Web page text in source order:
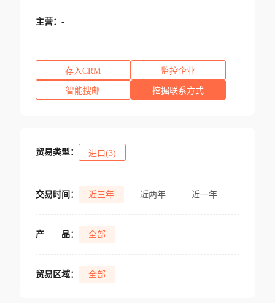
主营： -
存入CRM 监控企业
智能搜邮 挖掘联系方式
贸易类型： 进口(3)
交易时间： 近三年 近两年 近一年
产 品： 全部
贸易区域： 全部